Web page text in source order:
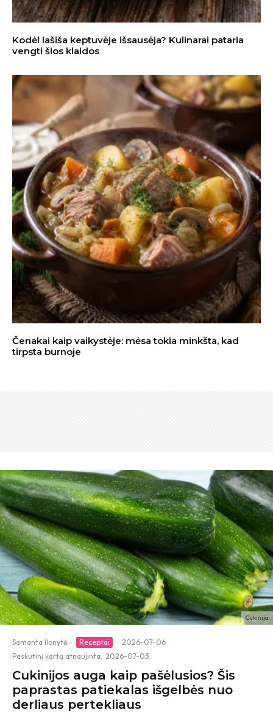
Kodėl lašiša keptuvėje išsausėja? Kulinarai pataria
vengti šios klaidos
Čenakai kaip vaikystėje: mėsa tokia minkšta, kad
tirpsta burnoje
Cukinija
Samanta Ilonytė · Receptai · 2026-07-06 ·
Paskutinį kartą atnaujinta: 2026-07-03
Cukinijos auga kaip pašėlusios? Šis
paprastas patiekalas išgelbės nuo
derliaus pertekliaus